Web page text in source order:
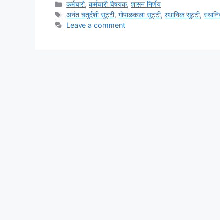
Categories
कर्मचारी,कर्मचारी विषयक,शासन निर्णय
Tags
अनंत चतुर्दशी सुट्टी,गोपाळकाला सुट्टी,स्थानिक सुट्टी,
Leave a comment